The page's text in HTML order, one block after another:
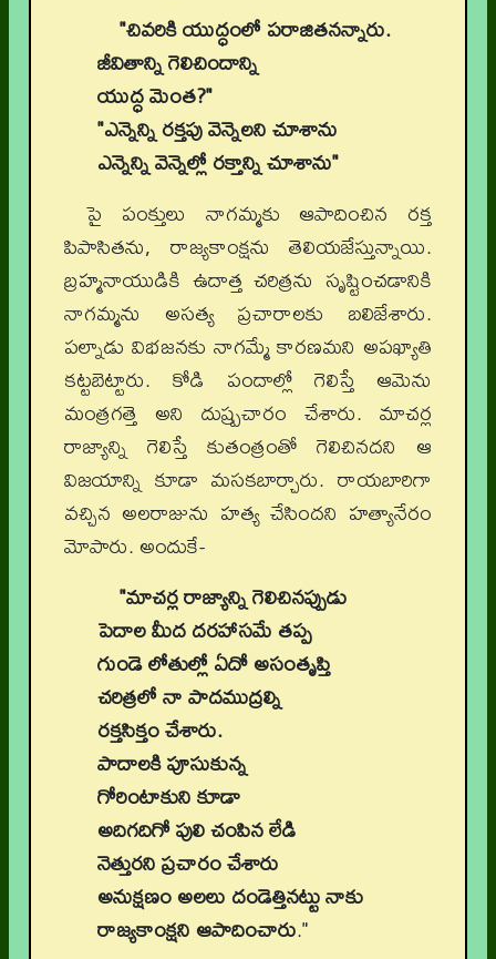
"చివరికి యుద్ధంలో పరాజితనన్నారు.
జీవితాన్ని గెలిచిందాన్ని
యుద్ధ మెంత?"
"ఎన్నెన్ని రక్తపు వెన్నెలని చూశాను
ఎన్నెన్ని వెన్నెల్లో రక్తాన్ని చూశాను"
పై పంక్తులు నాగమ్మకు ఆపాదించిన రక్త
పిపాసితను, రాజ్యకాంక్షను తెలియజేస్తున్నాయి.
బ్రహ్మనాయుడికి ఉదాత్త చరిత్రను సృష్టించడానికి
నాగమ్మను అసత్య ప్రచారాలకు బలిజేశారు.
పల్నాడు విభజనకు నాగమ్మే కారణమని అపఖ్యాతి
కట్టబెట్టారు. కోడి పందాల్లో గెలిస్తే ఆమెను
మంత్రగత్తె అని దుష్ప్రచారం చేశారు. మాచర్ల
రాజ్యాన్ని గెలిస్తే కుతంత్రంతో గెలిచినదని ఆ
విజయాన్ని కూడా మసకబార్చారు. రాయబారిగా
వచ్చిన అలరాజును హత్య చేసిందని హత్యానేరం
మోపారు. అందుకే-
"మాచర్ల రాజ్యాన్ని గెలిచినప్పుడు
పెదాల మీద దరహాసమే తప్ప
గుండె లోతుల్లో ఏదో అసంతృప్తి
చరిత్రలో నా పాదముద్రల్ని
రక్తసిక్తం చేశారు.
పాదాలకి పూసుకున్న
గోరింటాకుని కూడా
అదిగదిగో పులి చంపిన లేడి
నెత్తురని ప్రచారం చేశారు
అనుక్షణం అలలు దండెత్తినట్టు నాకు
రాజ్యకాంక్షని ఆపాదించారు."